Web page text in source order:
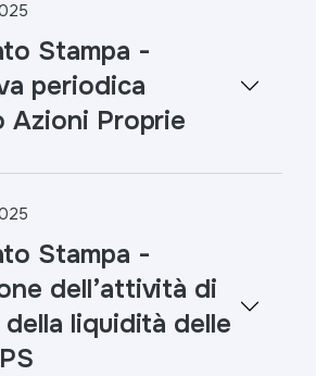
Stampa -
periodica
Azioni Proprie
Stampa -
dell’attività di
liquidità delle